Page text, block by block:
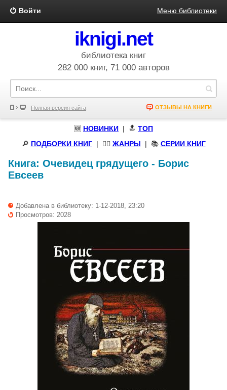
Войти Меню библиотеки
iknigi.net
библиотека книг
282 000 книг, 71 000 авторов
Полная версия сайта ОТЗЫВЫ НА КНИГИ
🆕 НОВИНКИ | 🔝 ТОП
🔎 ПОДБОРКИ КНИГ| 🧝‍♀️ ЖАНРЫ | 📚 СЕРИИ КНИГ
Книга: Очевидец грядущего - Борис
Евсеев
Добавлена в библиотеку: 1-12-2018, 23:20
Просмотров: 2028